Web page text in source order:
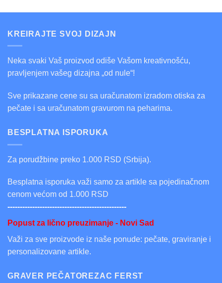
KREIRAJTE SVOJ DIZAJN
Neka svaki Vaš proizvod odiše Vašom kreativnošću,
pravljenjem vašeg dizajna „od nule“!
Sve prikazane cene su sa uračunatom izradom otiska za
pečate i sa uračunatom gravurom na peharima.
BESPLATNA ISPORUKA
Za porudžbine preko 1.000 RSD (Srbija).
Besplatna isporuka važi samo za artikle sa pojedinačnom
cenom većom od 1.000 RSD
------------------------------------------------
Popust za lično preuzimanje - Novi Sad
Važi za sve proizvode iz naše ponude: pečate, graviranje i
personalizovane artikle.
GRAVER PEČATOREZAC FERST